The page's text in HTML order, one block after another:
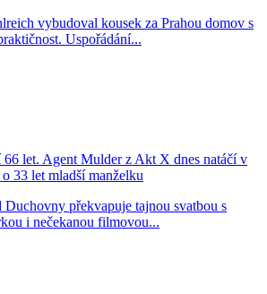
vybudoval kousek za Prahou domov s
Uspořádání...
let. Agent Mulder z Akt X dnes natáčí v
33 let mladší manželku
překvapuje tajnou svatbou s
i nečekanou filmovou...